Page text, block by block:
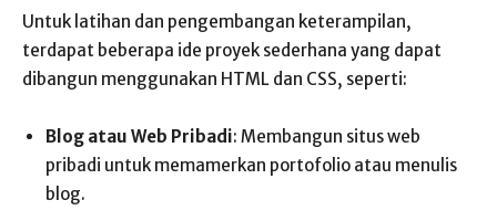
Untuk latihan dan pengembangan keterampilan,
terdapat beberapa ide proyek sederhana yang dapat
dibangun menggunakan HTML dan CSS, seperti:
Blog atau Web Pribadi: Membangun situs web
pribadi untuk memamerkan portofolio atau menulis
blog.